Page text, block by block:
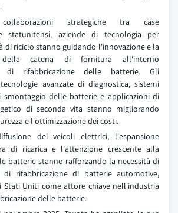
strategiche tra case
statunitensi, aziende di tecnologia per
di riciclo stanno guidando l'innovazione e la
della catena di fornitura all'interno
di rifabbricazione delle batterie. Gli
avanzate di diagnostica, sistemi
smontaggio delle batterie e applicazioni di
di seconda vita stanno migliorando
e l'ottimizzazione dei costi.
dei veicoli elettrici, l'espansione
di ricarica e l'attenzione crescente alla
batterie stanno rafforzando la necessità di
di rifabbricazione di batterie automotive,
Stati Uniti come attore chiave nell'industria
delle batterie.